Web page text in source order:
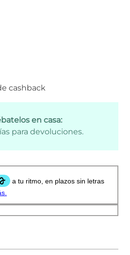
cashback
en casa:
para devoluciones.